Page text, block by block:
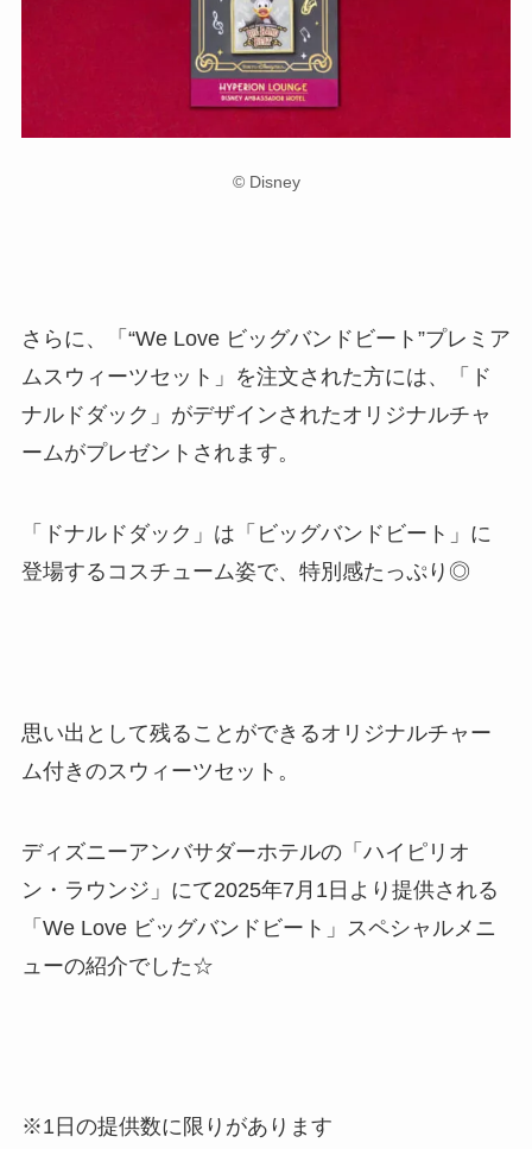
© Disney
さらに、「“We Love ビッグバンドビート”プレミア
ムスウィーツセット」を注文された方には、「ド
ナルドダック」がデザインされたオリジナルチャ
ームがプレゼントされます。
「ドナルドダック」は「ビッグバンドビート」に
登場するコスチューム姿で、特別感たっぷり◎
思い出として残ることができるオリジナルチャー
ム付きのスウィーツセット。
ディズニーアンバサダーホテルの「ハイピリオ
ン・ラウンジ」にて2025年7月1日より提供される
「We Love ビッグバンドビート」スペシャルメニ
ューの紹介でした☆
※1日の提供数に限りがあります